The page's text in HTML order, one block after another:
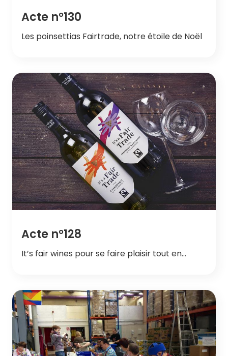
Acte n°130
Les poinsettias Fairtrade, notre étoile de Noël
Acte n°128
It’s fair wines pour se faire plaisir tout en…